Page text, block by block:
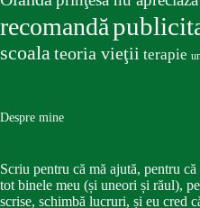
recomandă
scoalateoria vieţii terapie
Despre mine
Scriu pentru că mă ajută, pentru
tot binele meu (și uneori și răul),
scrise, schimbă lucruri, și eu cred